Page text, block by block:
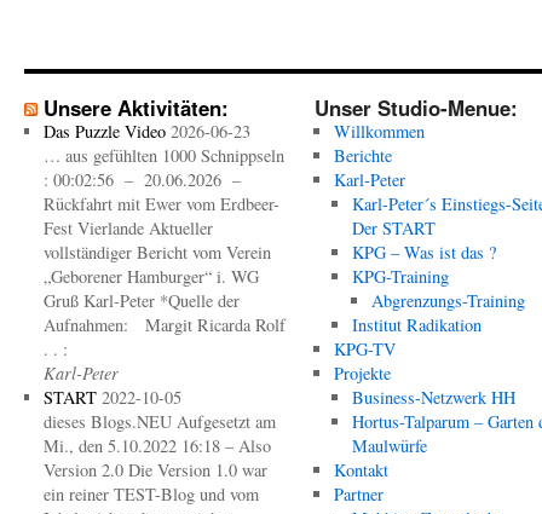
Unsere Aktivitäten:
Das Puzzle Video 2026-06-23
… aus gefühlten 1000 Schnippseln
: 00:02:56 – 20.06.2026 –
Rückfahrt mit Ewer vom Erdbeer-
Fest Vierlande Aktueller
vollständiger Bericht vom Verein
„Geborener Hamburger“ i. WG
Gruß Karl-Peter *Quelle der
Aufnahmen: Margit Ricarda Rolf
. . :
Karl-Peter
START 2022-10-05
dieses Blogs.NEU Aufgesetzt am
Mi., den 5.10.2022 16:18 – Also
Version 2.0 Die Version 1.0 war
ein reiner TEST-Blog und vom
Unser Studio-Menue:
Willkommen
Berichte
Karl-Peter
Karl-Peter´s Einstiegs-
Der START
KPG – Was ist das ?
KPG-Training
Abgrenzungs-Training
Institut Radikation
KPG-TV
Projekte
Business-Netzwerk HH
Hortus-Talparum – Garten
Maulwürfe
Kontakt
Partner